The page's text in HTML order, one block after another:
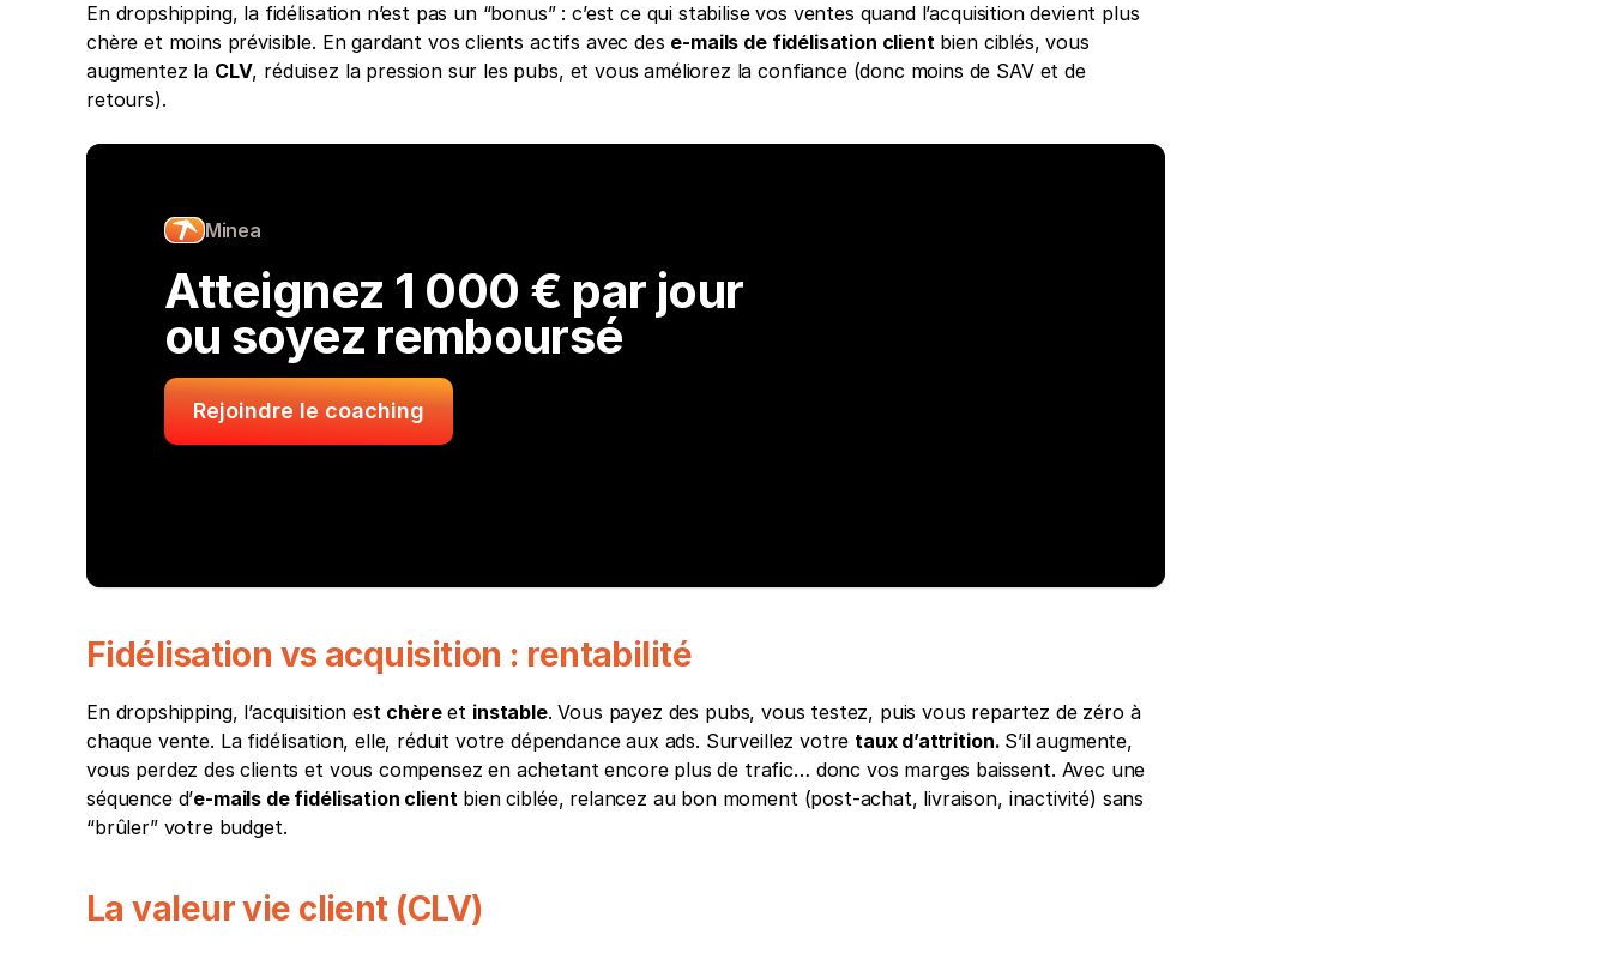
En dropshipping, la fidélisation n’est pas un “bonus” : c’est ce qui stabilise vos ventes quand l’acquisition devient plus
chère et moins prévisible. En gardant vos clients actifs avec des e-mails de fidélisation client bien ciblés, vous
augmentez la CLV, réduisez la pression sur les pubs, et vous améliorez la confiance (donc moins de SAV et de
retours).
Minea
Atteignez 1 000 € par jour
ou soyez remboursé
Rejoindre le coaching
Fidélisation vs acquisition : rentabilité
En dropshipping, l’acquisition est chère et instable. Vous payez des pubs, vous testez, puis vous repartez de zéro à
chaque vente. La fidélisation, elle, réduit votre dépendance aux ads. Surveillez votre taux d’attrition. S’il augmente,
vous perdez des clients et vous compensez en achetant encore plus de trafic… donc vos marges baissent. Avec une
séquence d’e-mails de fidélisation client bien ciblée, relancez au bon moment (post-achat, livraison, inactivité) sans
“brûler” votre budget.
La valeur vie client (CLV)